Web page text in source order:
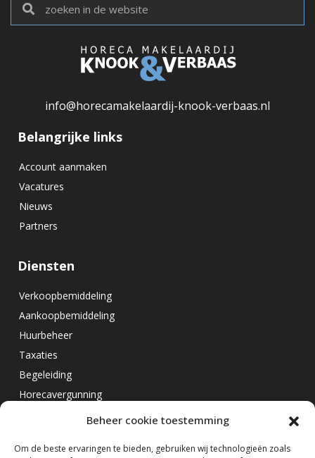
Beheer cookie toestemming
Om de beste ervaringen te bieden, gebruiken wij technologieën zoals
info@horecamakelaardij-knook-verbaas.nl
Belangrijke links
Account aanmaken
Vacatures
Nieuws
Partners
Diensten
Verkoopbemiddeling
Aankoopbemiddeling
Huurbeheer
Taxaties
Begeleiding
Horecavergunning